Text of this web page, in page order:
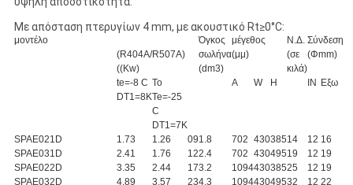
Με απόσταση πτερυγίων 4 mm, με ακουστικό Rt≥0°C:
μοντέλο
(R404A/R507A)
((Kw)
Όγκος
σωλήνα
(dm3)
μέγεθος
(μμ)
Ν.Δ.
(σε
κιλά)
Σύνδεση
(Φmm)
te=-8 C
DT1=8K
Το
Te=-25
C
DT1=7K
Α W H IN Εξω
SPAE021D
SPAE031D
SPAE022D
SPAE032D
1.73
2.41
3.35
4.89
1.26
1.76
2.44
3.57
09
12
17
23
1.8
2.4
3.2
4.3
702
702
1094
1094
430
430
430
430
385
495
385
495
14
19
25
32
12
12
12
12
16
19
19
22